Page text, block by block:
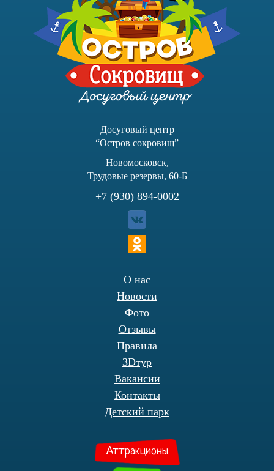
Досуговый центр
“Остров сокровищ”
Новомосковск,
Трудовые резервы, 60-Б
+7 (930) 894-0002
О нас
Новости
Фото
Отзывы
Правила
3Dтур
Вакансии
Контакты
Детский парк
Аттракционы